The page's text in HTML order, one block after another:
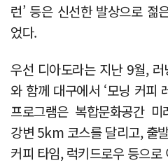
런’ 등은 신선한 발상으로 젊
었다.
우선 디아도라는 지난 9월,
와 함께 대구에서 ‘모닝 커피
프로그램은 복합문화공간
강변 5km 코스를 달리고, 출
커피 타임, 럭키드로우 등으로